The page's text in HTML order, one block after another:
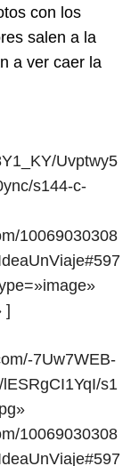
con los
salen a la
a ver caer la
Uvptwy5
s144-c-
10069030308
]
7Uw7WEB-
s1
10069030308